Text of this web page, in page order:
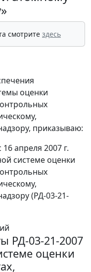
смотрите здесь
оценки
приказываю:
апреля 2007 г.
системе оценки
(РД-03-21-
РД-03-21-2007
оценки